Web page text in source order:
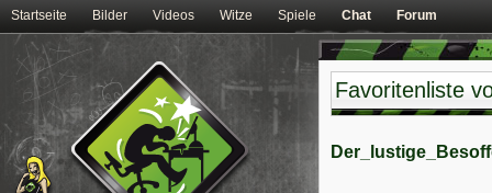
Startseite Bilder Videos Witze Spiele Chat Forum
Favoritenliste